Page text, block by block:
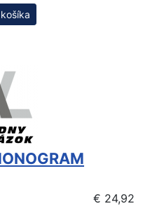
€ 24,92